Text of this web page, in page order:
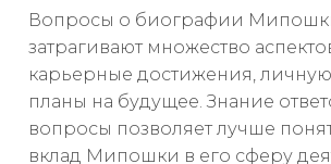
Вопросы о биографии
затрагивают множество
карьерные достижения,
планы на будущее. Знание
вопросы позволяет лучше
вклад Мипошки в его сферу